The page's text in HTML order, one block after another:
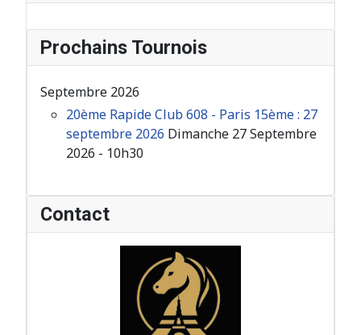
Prochains Tournois
Septembre 2026
20ème Rapide Club 608 - Paris 15ème : 27
septembre 2026 Dimanche 27 Septembre
2026 - 10h30
Contact